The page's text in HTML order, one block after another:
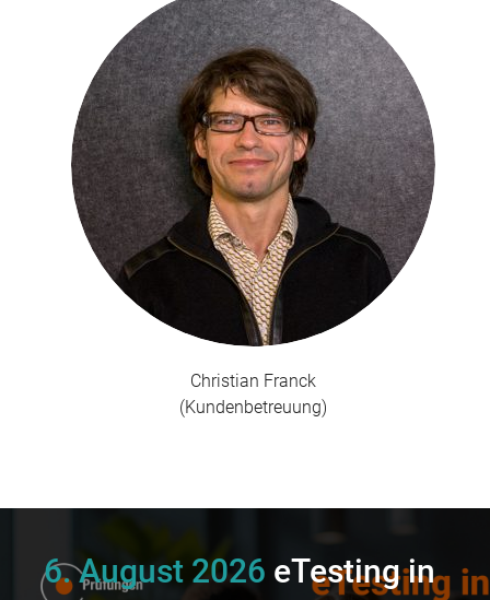
Christian Franck
(Kundenbetreuung)
6. August 2026 eTesting in